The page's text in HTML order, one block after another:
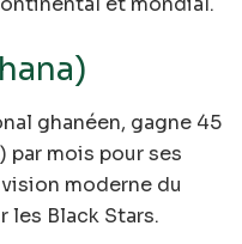
ghanéen, gagne 45
par mois pour ses
moderne du
Black Stars.